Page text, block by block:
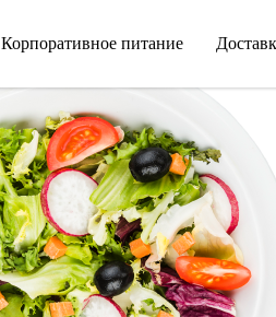
Корпоративное питание